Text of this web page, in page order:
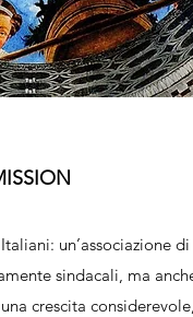
un’associazione
sindacali, ma
crescita